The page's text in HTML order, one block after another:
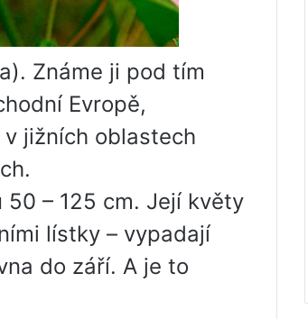
Známe ji pod tím
Evropě,
jižních oblastech
– 125 cm. Její květy
lístky – vypadají
do září. A je to